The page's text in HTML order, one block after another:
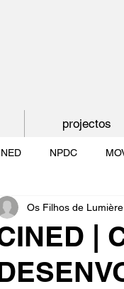
NPDC
CEM ANOS DE
DAS GAIVOTAS O
|
Os Filhos de Lumière
projectos